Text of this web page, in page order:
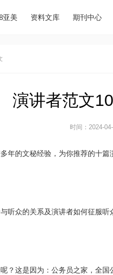
亚美 资料文库 期刊中心
演讲者范文
时间：2024-
年的文秘经验，为你推荐的十
听众的关系及演讲者如何征服听
？这是因为：公务员之家，全国